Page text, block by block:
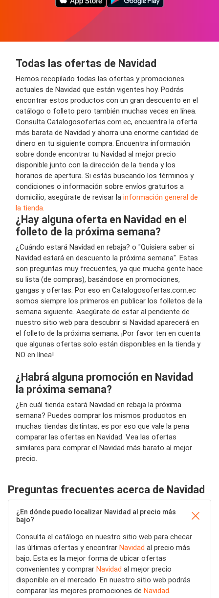
Todas las ofertas de Navidad
Hemos recopilado todas las ofertas y promociones
actuales de Navidad que están vigentes hoy. Podrás
encontrar estos productos con un gran descuento en el
catálogo o folleto pero también muchas veces en línea.
Consulta Catalogosofertas.com.ec, encuentra la oferta
más barata de Navidad y ahorra una enorme cantidad de
dinero en tu siguiente compra. Encuentra información
sobre donde encontrar tu Navidad al mejor precio
disponible junto con la dirección de la tienda y los
horarios de apertura. Si estás buscando los términos y
condiciones o información sobre envíos gratuitos a
domicilio, asegúrate de revisar la información general de
la tienda.
¿Hay alguna oferta en Navidad en el
folleto de la próxima semana?
¿Cuándo estará Navidad en rebaja? o "Quisiera saber si
Navidad estará en descuento la próxima semana". Estas
son preguntas muy frecuentes, ya que mucha gente hace
su lista (de compras), basándose en promociones,
gangas y ofertas. Por eso en Catalogosofertas.com.ec
somos siempre los primeros en publicar los folletos de la
semana siguiente. Asegúrate de estar al pendiente de
nuestro sitio web para descubrir si Navidad aparecerá en
el folleto de la próxima semana. ¡Por favor ten en cuenta
que algunas ofertas solo están disponibles en la tienda y
NO en línea!
¿Habrá alguna promoción en Navidad
la próxima semana?
¿En cuál tienda estará Navidad en rebaja la próxima
semana? Puedes comprar los mismos productos en
muchas tiendas distintas, es por eso que vale la pena
comparar las ofertas en Navidad. Vea las ofertas
similares para comprar el Navidad más barato al mejor
precio.
Preguntas frecuentes acerca de Navidad
¿En dónde puedo localizar Navidad al precio más
bajo?
Consulta el catálogo en nuestro sitio web para checar
las últimas ofertas y encontrar Navidad al precio más
bajo. Esta es la mejor forma de ubicar ofertas
convenientes y comprar Navidad al mejor precio
disponible en el mercado. En nuestro sitio web podrás
comparar las mejores promociones de Navidad